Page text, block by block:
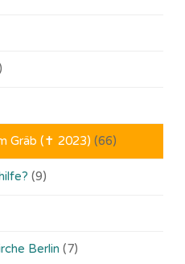
Gräb (✝ 2023) (66)
(9)
Berlin (7)